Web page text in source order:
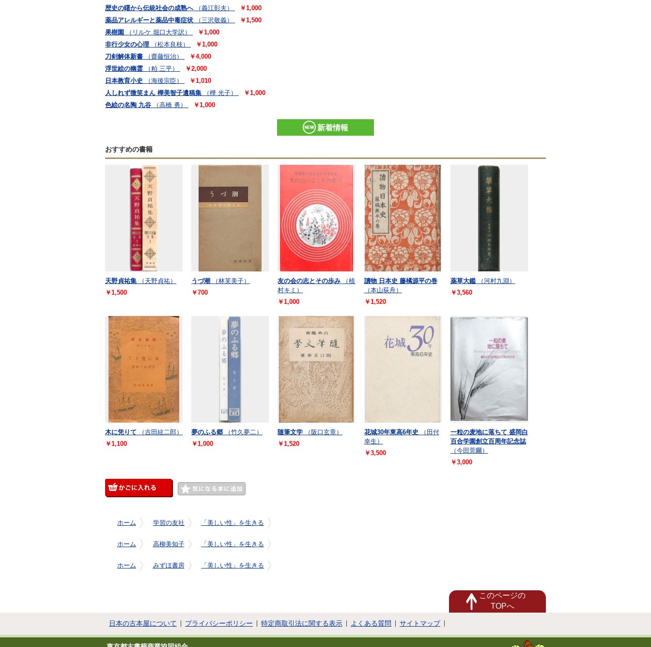
歴史の曙から伝統社会の成熟へ
（義江彰夫）
￥1,000
薬品アレルギーと薬品中毒症状
（三沢敬義）
￥1,500
果樹園
（リルケ 堀口大学訳）
￥1,000
非行少女の心理
（松本良枝）
￥1,000
刀剣解体新書
（齋藤恒治）
￥4,000
浮世絵の幽霊
（粕 三平）
￥2,000
日本教育小史
（海後宗臣）
￥1,010
人しれず微笑まん 樺美智子遺稿集
（樺 光子）
￥1,000
色絵の名陶 九谷
（高橋 勇） ￥1,000
新着情報
おすすめの書籍
天野貞祐集
（天野貞祐）
￥1,500
うづ潮
（林芙美子）
￥700
友の会の志とその歩み
（植
村キミ）
￥1,000
讀物 日本史 藤橘源平の巻
（本山荻舟）
￥1,520
薬草大鑑
（河村九淵）
￥3,560
木に凭りて
（吉田絃二郎）
￥1,100
夢のふる郷
（竹久夢二）
￥1,000
随筆文学
（阪口玄章）
￥1,520
花城30年東高6年史
（田付
幸生）
￥3,500
一粒の麦地に落ちて 盛岡白
百合学園創立百周年記念誌
（今田莞爾）
￥3,000
ホーム 学習の友社 「美しい性」を生きる
ホーム 高柳美知子 「美しい性」を生きる
ホーム みずほ書房 「美しい性」を生きる
このページの
TOPへ
日本の古本屋について プライバシーポリシー 特定商取引法に関する表示 よくある質問 サイトマップ